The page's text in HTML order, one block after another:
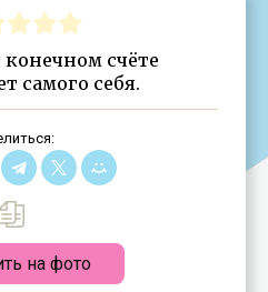
счёте
самого себя.
на фото